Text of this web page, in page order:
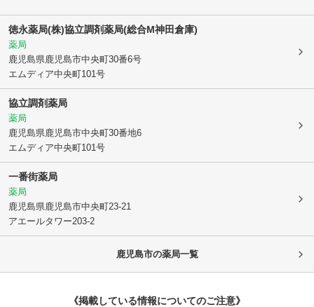
徳永薬局(株)協立調剤薬局(総合M神田倉庫)
薬局
鹿児島県鹿児島市中央町30番6号
エムディア中央町101号
協立調剤薬局
薬局
鹿児島県鹿児島市中央町30番地6
エムディア中央町101号
一番街薬局
薬局
鹿児島県鹿児島市中央町23-21
アエールタワー203-2
鹿児島市の薬局一覧
《掲載している情報についてのご注意》